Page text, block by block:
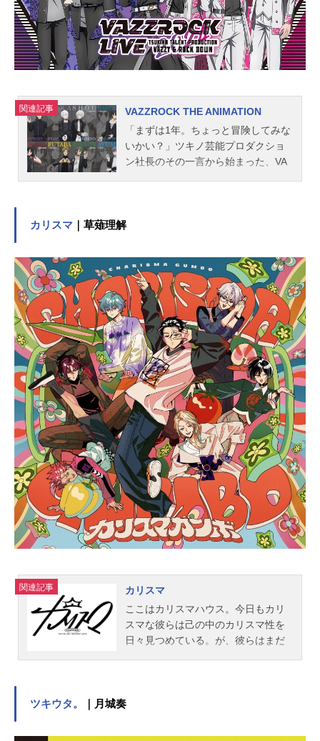
関連記事
VAZZROCK THE ANIMATION
「まずは1年。ちょっと冒険してみな
いかい？」ツキノ芸能プロダクショ
ン社長のその一言から始まった、VA
レントたちが集められて、はや数
いう2つのユニットを組み、コンビ・
親友・ライバルとして互いの個性を
ぶつけ、磨き合ってきた。音楽活動
はもちろん、ドラマや舞台、映画出
演など様々な挑戦に挑む日々。悩ん
で、傷ついて、それでも進むから輝
ける。新たな輝きの物語が、はじま
る！作品名VAZZROCKTHEANIMATI
ON放送形態TVアニメシリーズツキプ
ロスケジュール2022年10月5日
（水）～2022年12月28日（水）TOK
YOMX・BS日テレほか話数全13話キ
ャスト眞宮孝明：新垣樽助吉良凰
香：小林裕介築一紗：山中真尋築二
葉：白井悠介大山直助：笹翼白瀬優
馬：堀江瞬小野田翔：菊池幸利久慈
川悠人：長谷川芳明天羽玲司：佐藤
拓也立花歩：坂泰斗大黒岳：増元拓
也名積ルカ：河本啓佑遠井勇将：黒
竹中修斗：小林千晃スタッフ監督：
キャラクター原案・アニメキャラク
ターデザイン：夏生オ...
カリスマ ｜草薙理解
関連記事
カリスマ
ここはカリスマハウス。今日もカリ
スマな彼らは己の中のカリスマ性を
日々見つめている。が、彼らはまだ
スマ性を育み、さらなる高みを目指
嘲笑する者もいるだろう。が、カリ
ツキウタ。 ｜月城奏